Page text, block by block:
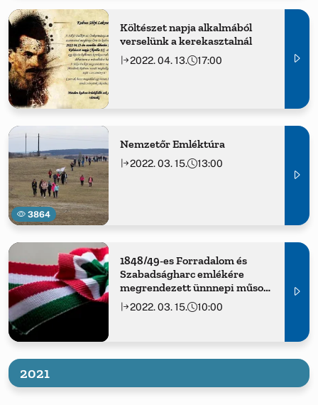
Költészet napja alkalmából
verselünk a kerekasztalnál
2022. 04. 13. 17:00
3864
Nemzetőr Emléktúra
2022. 03. 15. 13:00
1848/49-es Forradalom és
Szabadságharc emlékére
megrendezett ünnnepi műsor,
koszorúzás
2022. 03. 15. 10:00
2021